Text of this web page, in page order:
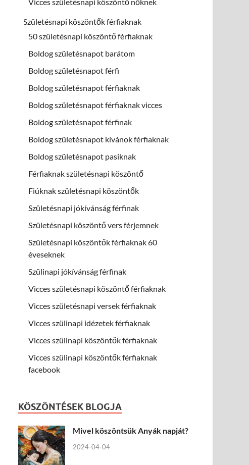
Születésnapi köszöntők férfiaknak
50 születésnapi köszöntő férfiaknak
Boldog születésnapot barátom
Boldog születésnapot férfi
Boldog születésnapot férfiaknak
Boldog születésnapot férfiaknak vicces
Boldog születésnapot férfinak
Boldog születésnapot kívánok férfiaknak
Boldog születésnapot pasiknak
Férfiaknak születésnapi köszöntő
Fiúknak születésnapi köszöntők
Születésnapi jókívánság férfinak
Születésnapi köszöntő vers férjemnek
Születésnapi köszöntők férfiaknak 60
éveseknek
Szülinapi jókívánság férfinak
Vicces születésnapi köszöntő férfiaknak
Vicces születésnapi versek férfiaknak
Vicces szülinapi idézetek férfiaknak
Vicces szülinapi köszöntők férfiaknak
Vicces szülinapi köszöntők férfiaknak
facebook
KÖSZÖNTÉSEK BLOGJA
Mivel köszöntsük Anyák napját?
2024-04-04